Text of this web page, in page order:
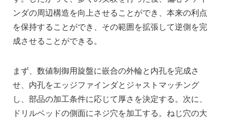
ンダの周辺構造を向上させることができ、本来の利点
を保持することができ、その範囲を拡張して逆側を完
成させることができる。
まず、数値制御用旋盤に嵌合の外輪と内孔を完成さ
せ、内孔をエッジファインダとジャストマッチング
し、部品の加工条件に応じて厚さを決定する。次に、
ドリルベッドの側面にネジ穴を加工する。ねじ穴の大